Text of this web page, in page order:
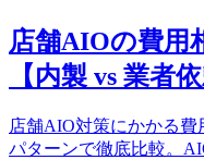
店舗AIOの費用
【内製 vs 業者依
店舗AIO対策にかかる
パターンで徹底比較。